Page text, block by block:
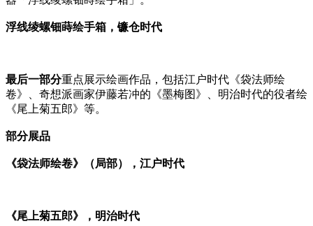
浮线绫螺钿蒔绘手箱，镰仓时代
最后一部分重点展示绘画作品，包括江户时代《袋法师绘
卷》、奇想派画家伊藤若冲的《墨梅图》、明治时代的役者绘
《尾上菊五郎》等。
部分展品
《袋法师绘卷》（局部），江户时代
《尾上菊五郎》，明治时代